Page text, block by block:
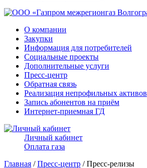
О компании
Закупки
Информация для потребителей
Социальные проекты
Дополнительные услуги
Пресс-центр
Обратная связь
Реализация непрофильных активов
Запись абонентов на приём
Интернет-приемная ГД
Личный кабинет
Оплата газа
Главная /Пресс-центр / Пресс-релизы